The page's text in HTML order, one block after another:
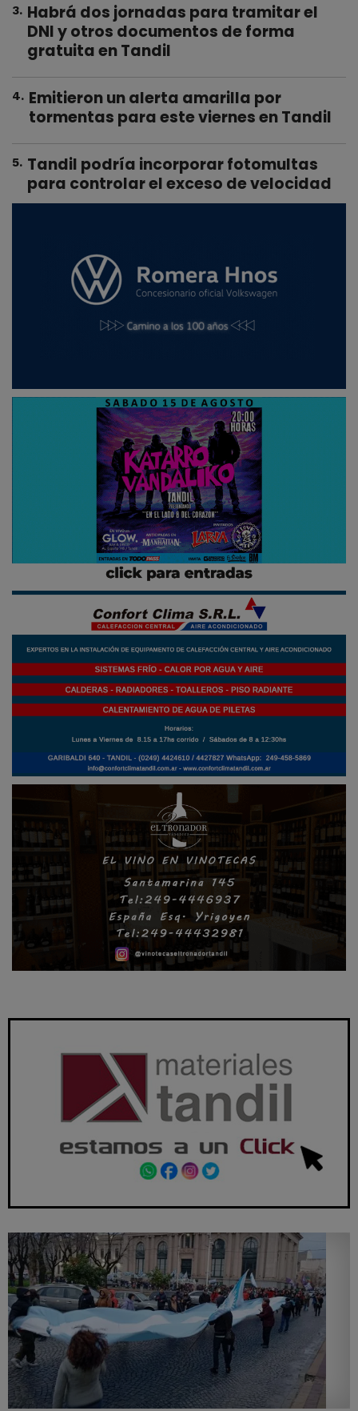
3. Habrá dos jornadas para tramitar el
DNI y otros documentos de forma
gratuita en Tandil
4. Emitieron un alerta amarilla por
tormentas para este viernes en Tandil
5. Tandil podría incorporar fotomultas
para controlar el exceso de velocidad